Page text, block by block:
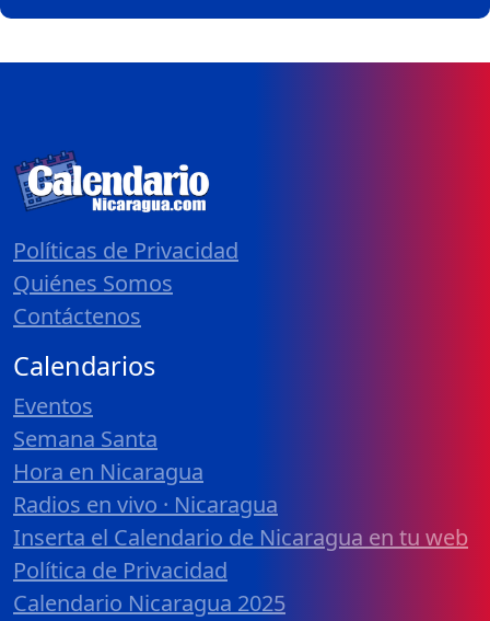
Políticas de Privacidad
Quiénes Somos
Contáctenos
Calendarios
Eventos
Semana Santa
Hora en Nicaragua
Radios en vivo · Nicaragua
Inserta el Calendario de Nicaragua en tu web
Política de Privacidad
Calendario Nicaragua 2025